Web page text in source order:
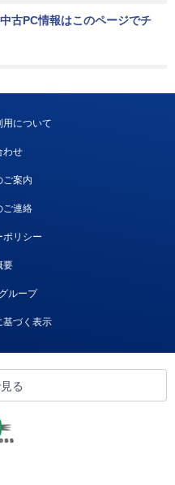
古PC情報はこのページでチ
用について
わせ
ご案内
ご連絡
ポリシー
要
ループ
基づく表示
る